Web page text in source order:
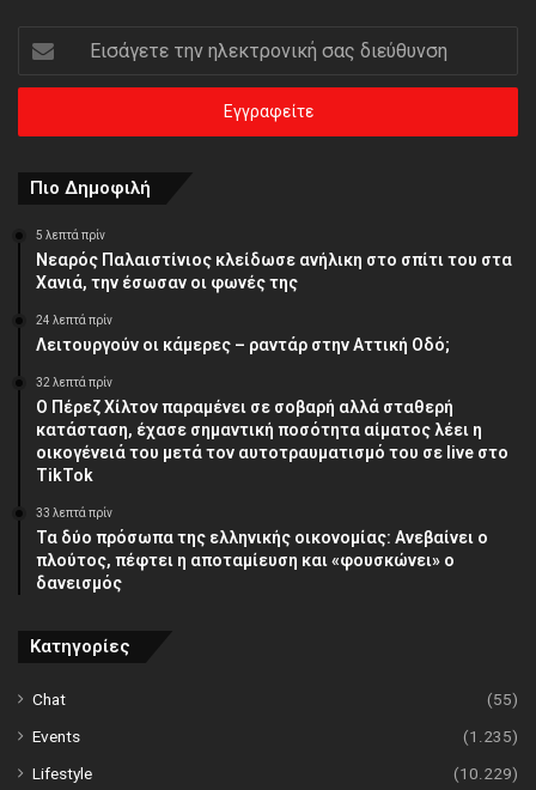
την
ηλεκτρονική
διεύθυνση
Πιο Δημοφιλή
5 λεπτά πρίν
Νεαρός Παλαιστίνιος κλείδωσε ανήλικη στο σπίτι του στα
Χανιά, την έσωσαν οι φωνές της
24 λεπτά πρίν
Λειτουργούν οι κάμερες – ραντάρ στην Αττική Οδό;
32 λεπτά πρίν
Ο Πέρεζ Χίλτον παραμένει σε σοβαρή αλλά σταθερή
κατάσταση, έχασε σημαντική ποσότητα αίματος λέει η
οικογένειά του μετά τον αυτοτραυματισμό του σε live στο
TikTok
33 λεπτά πρίν
Τα δύο πρόσωπα της ελληνικής οικονομίας: Aνεβαίνει ο
πλούτος, πέφτει η αποταμίευση και «φουσκώνει» ο
δανεισμός
Κατηγορίες
Chat
(55)
Events
(1.235)
Lifestyle
(10.229)